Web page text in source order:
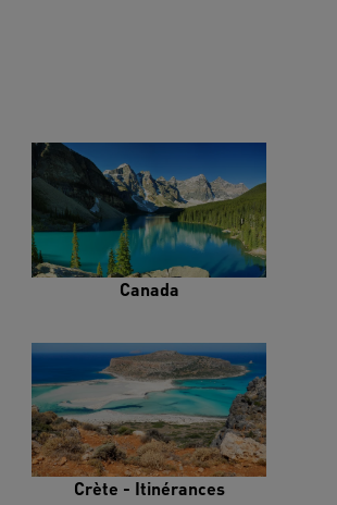
Canada
Crète - Itinérances